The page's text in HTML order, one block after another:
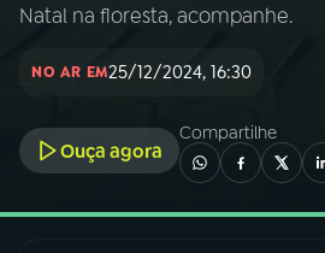
Natal na floresta, acompanhe.
NO AR EM25/12/2024, 16:30
Ouça agora
Compartilhe